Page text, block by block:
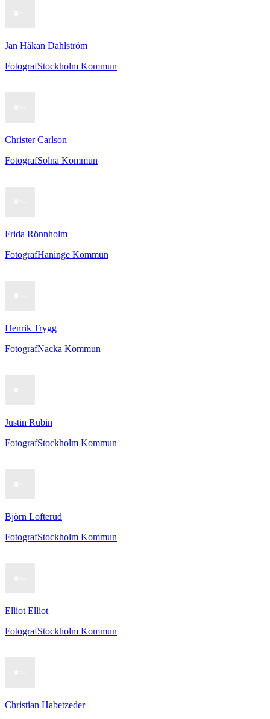
Jan Håkan Dahlström
FotografStockholm Kommun
Christer Carlson
FotografSolna Kommun
Frida Rönnholm
FotografHaninge Kommun
Henrik Trygg
FotografNacka Kommun
Justin Rubin
FotografStockholm Kommun
Björn Lofterud
FotografStockholm Kommun
Elliot Elliot
FotografStockholm Kommun
Christian Habetzeder